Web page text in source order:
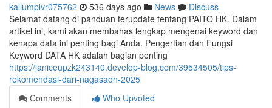
kallumplvr075762 536 days ago News
Discuss
Selamat datang di panduan terupdate tentang PAITO HK. Dalam
artikel ini, kami akan membahas lengkap mengenai keyword dan
kenapa data ini penting bagi Anda. Pengertian dan Fungsi
Keyword DATA HK adalah bagian penting
https://janiceupzk243140.develop-blog.com/39534505/tips-
rekomendasi-dari-nagasaon-2025
Comments
Who Upvoted